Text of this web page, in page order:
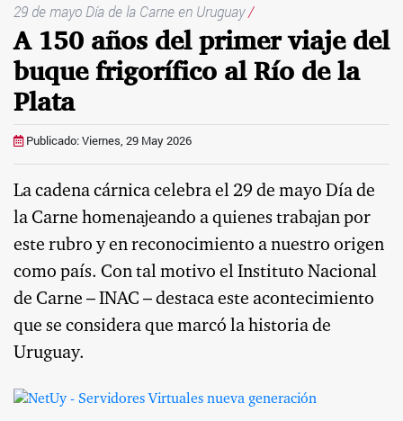
29 de mayo Día de la Carne en Uruguay/
A 150 años del primer viaje del
buque frigorífico al Río de la
Plata
Publicado: Viernes, 29 May 2026
La cadena cárnica celebra el 29 de mayo Día de
la Carne homenajeando a quienes trabajan por
este rubro y en reconocimiento a nuestro origen
como país. Con tal motivo el Instituto Nacional
de Carne – INAC – destaca este acontecimiento
que se considera que marcó la historia de
Uruguay.